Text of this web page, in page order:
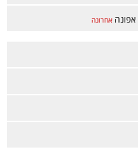
אפונה אחרונה